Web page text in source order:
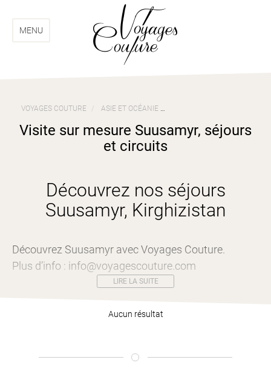
menu
contenuMENU
VOYAGES COUTURE ASIE ET OCÉANIE
Visite sur mesure Suusamyr, séjours
et circuits
Découvrez nos séjours
Suusamyr, Kirghizistan
Découvrez Suusamyr avec Voyages Couture.
Plus d’info : info@voyagescouture.com
LIRE LA SUITE
Aucun résultat